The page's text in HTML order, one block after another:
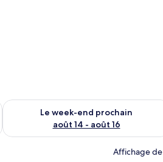
août 7 - août 9
Le week-end prochain
août 14 - août 16
Vérifier la disponibilité pour le
Affichage